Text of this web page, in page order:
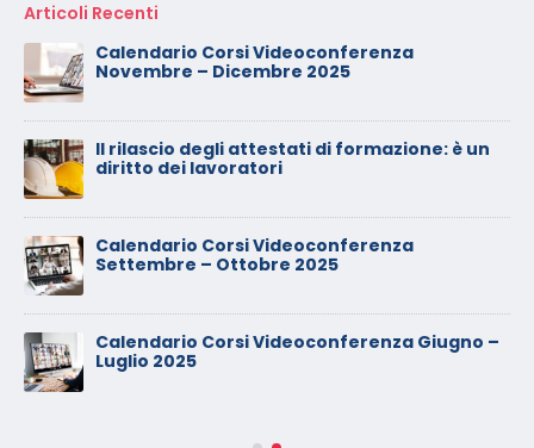
Articoli Recenti
Calendario Corsi Videoconferenza
Novembre – Dicembre 2025
Il rilascio degli attestati di formazione: è un
diritto dei lavoratori
Calendario Corsi Videoconferenza
Settembre – Ottobre 2025
Calendario Corsi Videoconferenza Giugno –
Luglio 2025